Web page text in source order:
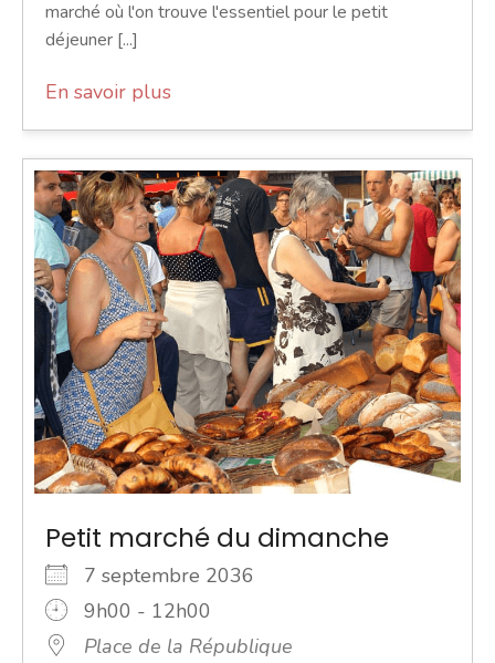
marché où l'on trouve l'essentiel pour le petit
déjeuner [...]
En savoir plus
Petit marché du dimanche
7 septembre 2036
9h00 - 12h00
Place de la République